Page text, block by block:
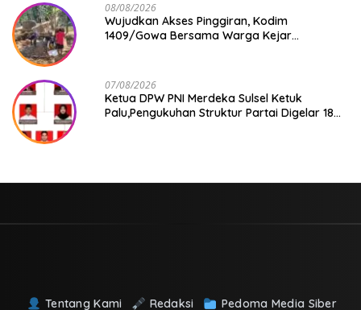
08/08/2026
Wujudkan Akses Pinggiran, Kodim
1409/Gowa Bersama Warga Kejar
07/08/2026
Ketua DPW PNI Merdeka Sulsel Ketuk
Palu,Pengukuhan Struktur Partai Digelar 18
Tentang Kami Redaksi Pedoma Media Siber